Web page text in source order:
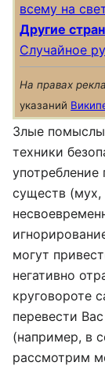
всему на
Другие
Случайное
На правах
указаний
Злые
техники
существ (мух,
могут
негативно
круговороте
перевести
(например, в
рассмотрим